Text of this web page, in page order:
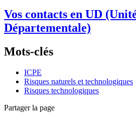
Vos contacts en UD
Départementale)
Mots-clés
ICPE
Risques naturels et technologiques
Risques technologiques
Partager la page